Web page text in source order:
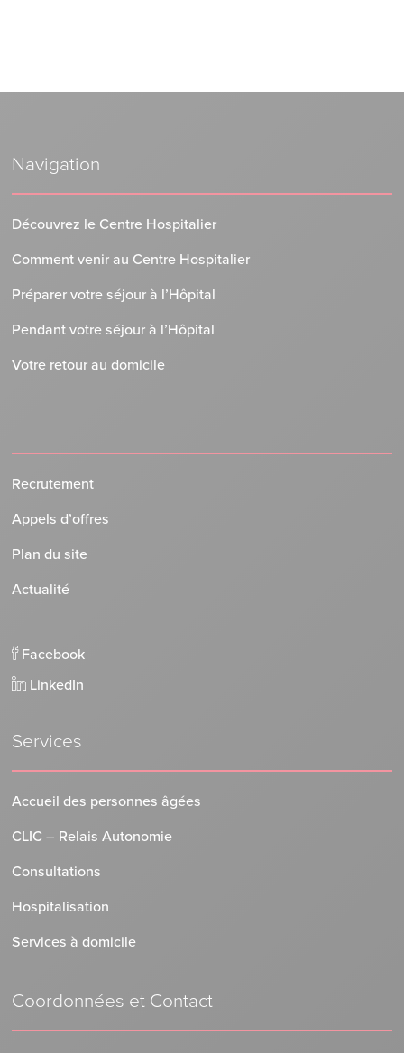
Navigation
Découvrez le Centre Hospitalier
Comment venir au Centre Hospitalier
Préparer votre séjour à l’Hôpital
Pendant votre séjour à l’Hôpital
Votre retour au domicile
Recrutement
Appels d’offres
Plan du site
Actualité
Facebook
LinkedIn
Services
Accueil des personnes âgées
CLIC – Relais Autonomie
Consultations
Hospitalisation
Services à domicile
Coordonnées et Contact